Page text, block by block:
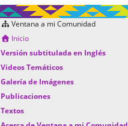
Ventana a mi Comunidad
Inicio
Versión subtitulada en Inglés
Videos Temáticos
Galería de Imágenes
Publicaciones
Textos